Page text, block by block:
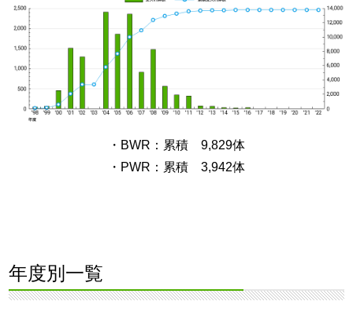
・BWR：累積 9,829体
・PWR：累積 3,942体
年度別一覧